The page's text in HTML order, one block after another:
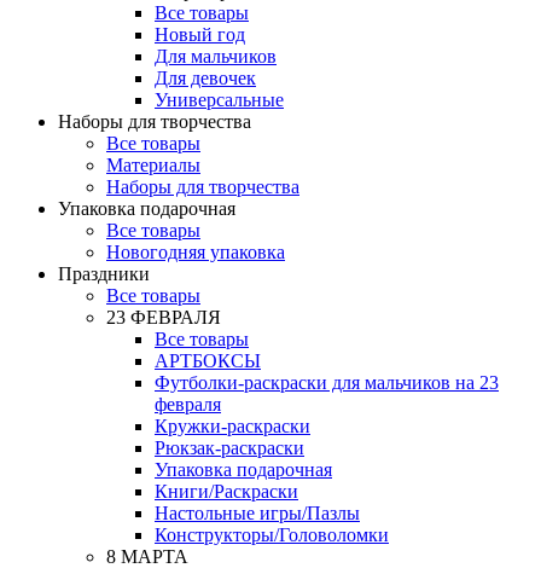
Все товары
Новый год
Для мальчиков
Для девочек
Универсальные
Наборы для творчества
Все товары
Материалы
Наборы для творчества
Упаковка подарочная
Все товары
Новогодняя упаковка
Праздники
Все товары
23 ФЕВРАЛЯ
Все товары
АРТБОКСЫ
Футболки-раскраски для мальчиков на 23
февраля
Кружки-раскраски
Рюкзак-раскраски
Упаковка подарочная
Книги/Раскраски
Настольные игры/Пазлы
Конструкторы/Головоломки
8 МАРТА